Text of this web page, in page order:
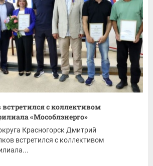
с коллективом
«Мособлэнерго»
Красногорск Дмитрий
встретился с коллективом